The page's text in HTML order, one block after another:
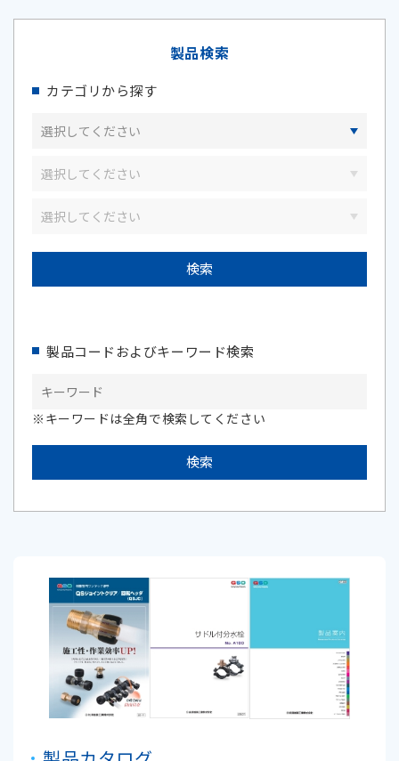
製品検索
カテゴリから探す
製品コードおよびキーワード検索
※キーワードは全角で検索してください